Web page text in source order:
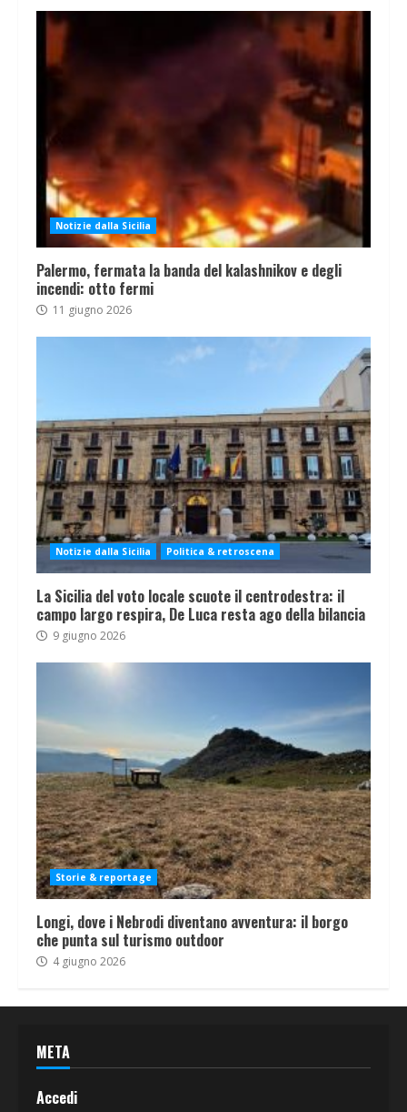
Notizie dalla Sicilia
Palermo, fermata la banda del kalashnikov e degli
incendi: otto fermi
11 giugno 2026
Notizie dalla Sicilia Politica & retroscena
La Sicilia del voto locale scuote il centrodestra: il
campo largo respira, De Luca resta ago della bilancia
9 giugno 2026
Storie & reportage
Longi, dove i Nebrodi diventano avventura: il borgo
che punta sul turismo outdoor
4 giugno 2026
META
Accedi